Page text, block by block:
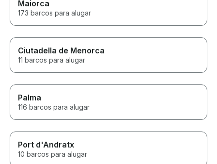
Maiorca
173 barcos para alugar
Ciutadella de Menorca
11 barcos para alugar
Palma
116 barcos para alugar
Port d'Andratx
10 barcos para alugar